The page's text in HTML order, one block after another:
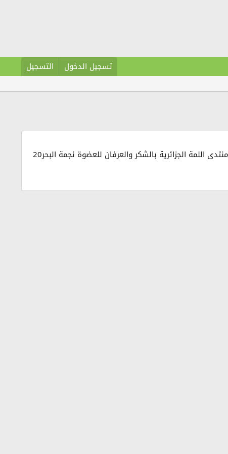
تسجيل الدخول التسجيل
نظرا لنشاطها الملحوظ في أركان منتدى تربية الاطفال و رعايتهم تتقدم مشرفات منتدى تربية الاطفال و رعايتهم وادارة منتدى اللمة الجزائرية بالشكر والعرفان للعضوة نجمة البحر20